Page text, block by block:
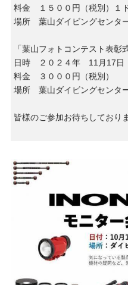
料金 １５００円（税別）１
場所 葉山ダイビングセンタ
「葉山フォトコンテスト表彰式
日時 ２０２４年 11月17日
料金 ３０００円（税別）
場所 葉山ダイビングセンタ
皆様のご参加お待ちしており